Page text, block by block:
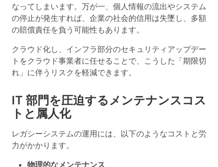
なってしまいます。万が一、個人情報の流出やシステム
の停止が発生すれば、企業の社会的信用は失墜し、多額
の賠償責任を負う可能性もあります。
クラウド化し、インフラ部分のセキュリティアップデー
トをクラウド事業者に任せることで、こうした「期限切
れ」に伴うリスクを軽減できます。
IT 部門を圧迫するメンテナンスコス
トと属人化
レガシーシステムの運用には、以下のようなコストと労
力がかかります。
物理的なメンテナンス